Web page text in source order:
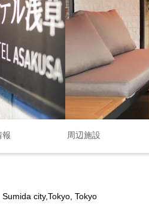
報 周辺施設
city,Tokyo, Tokyo